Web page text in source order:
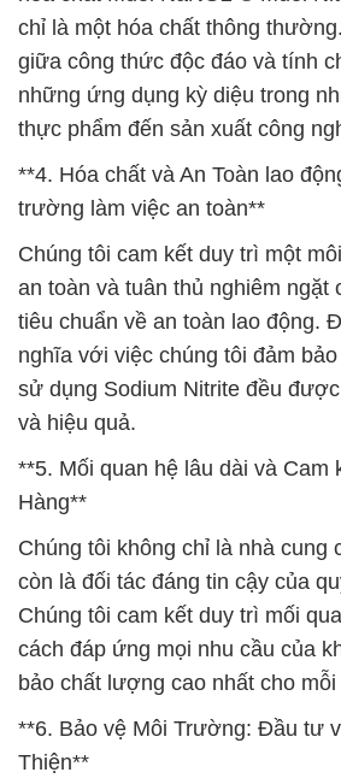
chỉ là một hóa chất thông
giữa công thức độc đáo và tính
những ứng dụng kỳ diệu trong
thực phẩm đến sản xuất công
**4. Hóa chất và An Toàn lao
trường làm việc an toàn**
Chúng tôi cam kết duy trì một
an toàn và tuân thủ nghiêm ngặt
tiêu chuẩn về an toàn lao động.
nghĩa với việc chúng tôi đảm
sử dụng Sodium Nitrite đều
và hiệu quả.
**5. Mối quan hệ lâu dài và Cam
Hàng**
Chúng tôi không chỉ là nhà cung
còn là đối tác đáng tin cậy của
Chúng tôi cam kết duy trì mối
cách đáp ứng mọi nhu cầu của
bảo chất lượng cao nhất cho mỗi
**6. Bảo vệ Môi Trường: Đầu tư
Thiện**